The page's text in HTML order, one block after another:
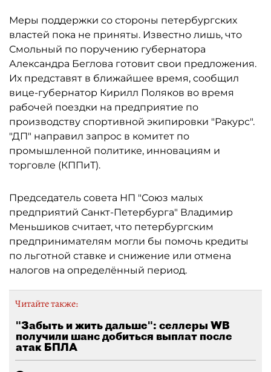
Меры поддержки со стороны петербургских
властей пока не приняты. Известно лишь, что
Смольный по поручению губернатора
Александра Беглова готовит свои предложения.
Их представят в ближайшее время, сообщил
вице-губернатор Кирилл Поляков во время
рабочей поездки на предприятие по
производству спортивной экипировки "Ракурс".
"ДП" направил запрос в комитет по
промышленной политике, инновациям и
торговле (КППиТ).
Председатель совета НП "Союз малых
предприятий Санкт-Петербурга" Владимир
Меньшиков считает, что петербургским
предпринимателям могли бы помочь кредиты
по льготной ставке и снижение или отмена
налогов на определённый период.
Читайте также:
"Забыть и жить дальше": селлеры WB
получили шанс добиться выплат после
атак БПЛА